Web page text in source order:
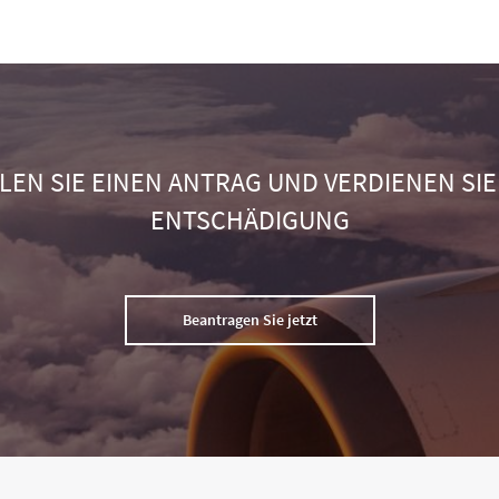
SIE EINEN ANTRAG UND VERDIENEN
ENTSCHÄDIGUNG
Beantragen Sie jetzt